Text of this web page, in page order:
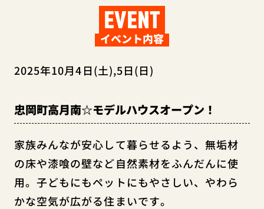
EVENT
イベント内容
2025年10月4日(土),5日(日)
忠岡町高月南☆モデルハウスオープン！
家族みんなが安心して暮らせるよう、無垢材
の床や漆喰の壁など自然素材をふんだんに使
用。子どもにもペットにもやさしい、やわら
かな空気が広がる住まいです。